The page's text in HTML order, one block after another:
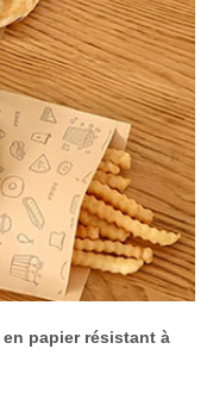
papier résistant à